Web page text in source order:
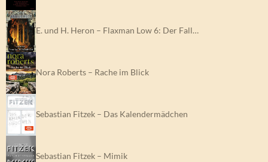
E. und H. Heron – Flaxman Low 6: Der Fall…
Nora Roberts – Rache im Blick
Sebastian Fitzek – Das Kalendermädchen
Sebastian Fitzek – Mimik